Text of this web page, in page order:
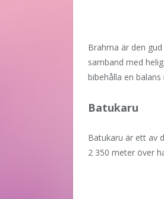
Brahma är den
samband med
bibehålla en
Batukaru
Batukaru är ett av
2 350 meter över